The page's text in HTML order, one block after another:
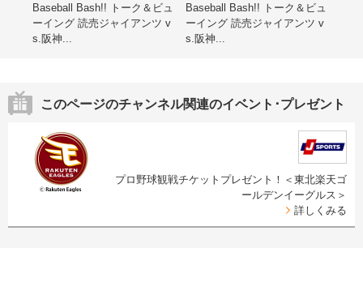
Baseball Bash!! トーク＆ビュ
ーイング 読売ジャイアンツ v
s.阪神...
Baseball Bash!! トーク＆ビュ
ーイング 読売ジャイアンツ v
s.阪神...
このページのチャンネル関連のイベント･プレゼント
プロ野球観戦チケットプレゼント！＜東北楽天ゴ
ールデンイーグルス＞
詳しくみる